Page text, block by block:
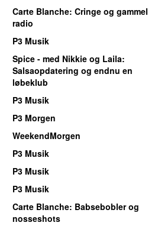
Carte Blanche: Cringe og gammel
radio
P3 Musik
Spice - med Nikkie og Laila:
Salsaopdatering og endnu en
løbeklub
P3 Musik
P3 Morgen
WeekendMorgen
P3 Musik
P3 Musik
P3 Musik
Carte Blanche: Babsebobler og
nosseshots